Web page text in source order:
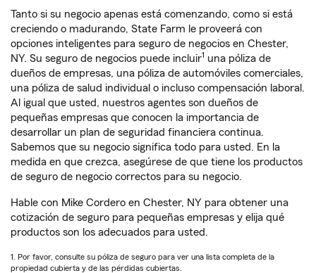
Tanto si su negocio apenas está comenzando, como si está
creciendo o madurando, State Farm le proveerá con
opciones inteligentes para seguro de negocios en Chester,
NY. Su seguro de negocios puede incluir1 una póliza de
dueños de empresas, una póliza de automóviles comerciales,
una póliza de salud individual o incluso compensación laboral.
Al igual que usted, nuestros agentes son dueños de
pequeñas empresas que conocen la importancia de
desarrollar un plan de seguridad financiera continua.
Sabemos que su negocio significa todo para usted. En la
medida en que crezca, asegúrese de que tiene los productos
de seguro de negocio correctos para su negocio.
Hable con Mike Cordero en Chester, NY para obtener una
cotización de seguro para pequeñas empresas y elija qué
productos son los adecuados para usted.
1. Por favor, consulte su póliza de seguro para ver una lista completa de la
propiedad cubierta y de las pérdidas cubiertas.